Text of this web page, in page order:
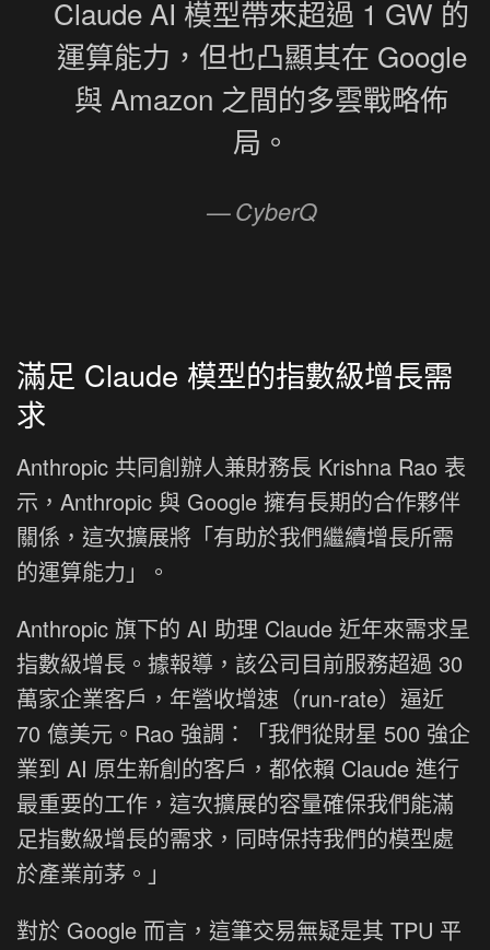
Claude AI 模型帶來超過 1 GW 的
運算能力，但也凸顯其在 Google
與 Amazon 之間的多雲戰略佈
局。
CyberQ
滿足 Claude 模型的指數級增長需
求
Anthropic 共同創辦人兼財務長 Krishna Rao 表
示，Anthropic 與 Google 擁有長期的合作夥伴
關係，這次擴展將「有助於我們繼續增長所需
的運算能力」。
Anthropic 旗下的 AI 助理 Claude 近年來需求呈
指數級增長。據報導，該公司目前服務超過 30
萬家企業客戶，年營收增速（run-rate）逼近
70 億美元。Rao 強調：「我們從財星 500 強企
業到 AI 原生新創的客戶，都依賴 Claude 進行
最重要的工作，這次擴展的容量確保我們能滿
足指數級增長的需求，同時保持我們的模型處
於產業前茅。」
對於 Google 而言，這筆交易無疑是其 TPU 平